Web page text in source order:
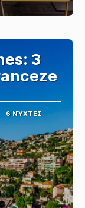
3
6 ΝΎΧΤΕΣ